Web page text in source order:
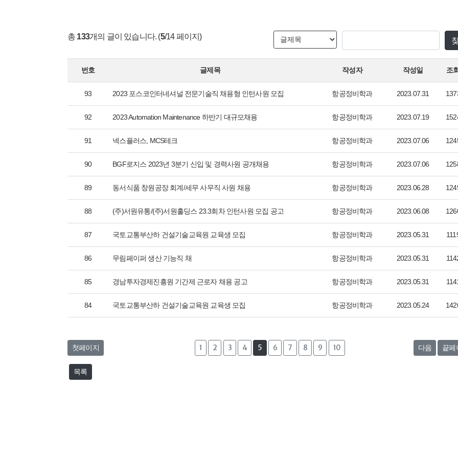
총 133개의 글이 있습니다. (5/14 페이지)
번호 글제목 작성자 작성일 조회
93 2023 포스코인터네셔널 전문기술직 채용형 인턴사원 모집 항공정비학과 2023.07.31
92 2023 Automation Maintenance 하반기 대규모채용 항공정비학과 2023.07.19
91 넥스플러스, MCS테크 항공정비학과 2023.07.06
90 BGF로지스 2023년 3분기 신입 및 경력사원 공개채용 항공정비학과 2023.07.06
89 동서식품 창원공장 회계/세무 사무직 사원 채용 항공정비학과 2023.06.28
88 (주)서원유통/(주)서원홀딩스 23.3회차 인턴사원 모집 공고 항공정비학과 2023.06.08
87 국토교통부산하 건설기술교육원 교육생 모집 항공정비학과 2023.05.31
86 무림페이퍼 생산 기능직 채 항공정비학과 2023.05.31
85 경남투자경제진흥원 기간제 근로자 채용 공고 항공정비학과 2023.05.31
84 국토교통부산하 건설기술교육원 교육생 모집 항공정비학과 2023.05.24
첫페이지 1 2 3 4 5 6 7 8 9 10 다음 끝페
목록